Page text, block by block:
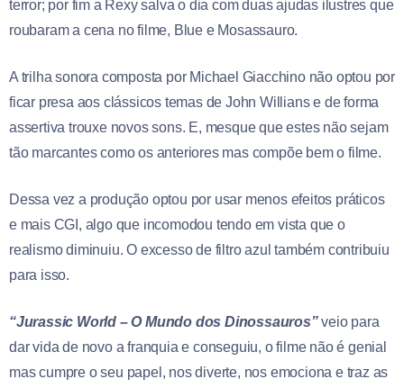
terror; por fim a Rexy salva o dia com duas ajudas ilustres que
roubaram a cena no filme, Blue e Mosassauro.
A trilha sonora composta por Michael Giacchino não optou por
ficar presa aos clássicos temas de John Willians e de forma
assertiva trouxe novos sons. E, mesque que estes não sejam
tão marcantes como os anteriores mas compõe bem o filme.
Dessa vez a produção optou por usar menos efeitos práticos
e mais CGI, algo que incomodou tendo em vista que o
realismo diminuiu. O excesso de filtro azul também contribuiu
para isso.
“Jurassic World – O Mundo dos Dinossauros”veio para
dar vida de novo a franquia e conseguiu, o filme não é genial
mas cumpre o seu papel, nos diverte, nos emociona e traz as